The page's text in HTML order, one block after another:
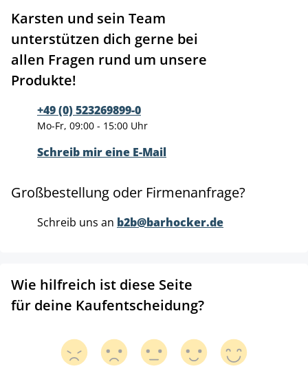
Karsten und sein Team
unterstützen dich gerne bei
allen Fragen rund um unsere
Produkte!
+49 (0) 523269899-0
Mo-Fr, 09:00 - 15:00 Uhr
Schreib mir eine E-Mail
Großbestellung oder Firmenanfrage?
Schreib uns an b2b@barhocker.de
Wie hilfreich ist diese Seite
für deine Kaufentscheidung?